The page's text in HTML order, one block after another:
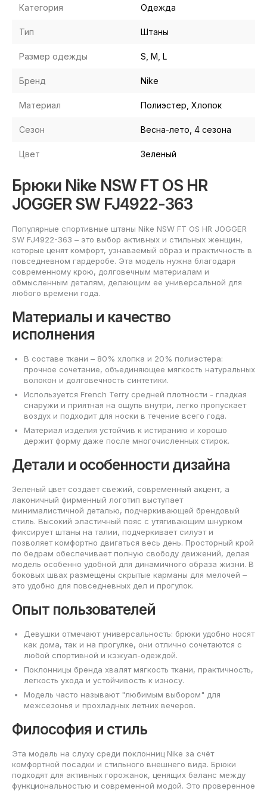
Категория Одежда
Тип Штаны
Размер одежды S, M, L
Бренд Nike
Материал Полиэстер, Хлопок
Сезон Весна-лето, 4 сезона
Цвет Зеленый
Брюки Nike NSW FT OS HR
JOGGER SW FJ4922-363
Популярные спортивные штаны Nike NSW FT OS HR JOGGER
SW FJ4922-363 – это выбор активных и стильных женщин,
которые ценят комфорт, узнаваемый образ и практичность в
повседневном гардеробе. Эта модель нужна благодаря
современному крою, долговечным материалам и
обмысленным деталям, делающим ее универсальной для
любого времени года.
Материалы и качество
исполнения
В составе ткани – 80% хлопка и 20% полиэстера:
прочное сочетание, объединяющее мягкость натуральных
волокон и долговечность синтетики.
Используется French Terry средней плотности - гладкая
снаружи и приятная на ощупь внутри, легко пропускает
воздух и подходит для носки в течение всего года.
Материал изделия устойчив к истиранию и хорошо
держит форму даже после многочисленных стирок.
Детали и особенности дизайна
Зеленый цвет создает свежий, современный акцент, а
лаконичный фирменный логотип выступает
минималистичной деталью, подчеркивающей брендовый
стиль. Высокий эластичный пояс с утягивающим шнурком
фиксирует штаны на талии, подчеркивает силуэт и
позволяет комфортно двигаться весь день. Просторный крой
по бедрам обеспечивает полную свободу движений, делая
модель особенно удобной для динамичного образа жизни. В
боковых швах размещены скрытые карманы для мелочей –
это удобно для повседневных дел и прогулок.
Опыт пользователей
Девушки отмечают универсальность: брюки удобно носят
как дома, так и на прогулке, они отлично сочетаются с
любой спортивной и кэжуал-одеждой.
Поклонницы бренда хвалят мягкость ткани, практичность,
легкость ухода и устойчивость к износу.
Модель часто называют "любимым выбором" для
межсезонья и прохладных летних вечеров.
Философия и стиль
Эта модель на слуху среди поклонниц Nike за счёт
комфортной посадки и стильного внешнего вида. Брюки
подходят для активных горожанок, ценящих баланс между
функциональностью и современной модой. Это проверенное